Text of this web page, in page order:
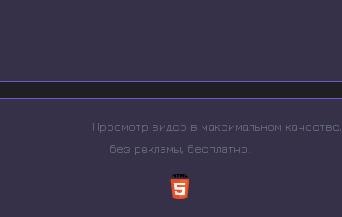
Просмотр видео в максимальном качестве,
без рeкламы, бесплатно.